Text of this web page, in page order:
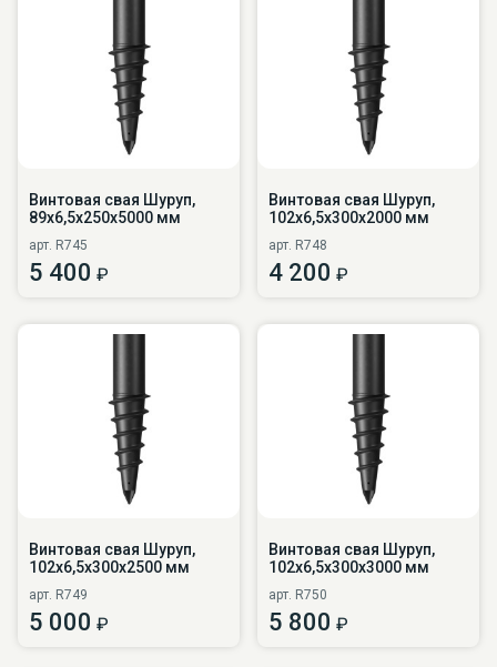
Винтовая свая Шуруп,
89х6,5х250х5000 мм
арт. R745
5 400 ₽
Винтовая свая Шуруп,
102х6,5х300х2000 мм
арт. R748
4 200 ₽
Винтовая свая Шуруп,
102х6,5х300х2500 мм
арт. R749
5 000 ₽
Винтовая свая Шуруп,
102х6,5х300х3000 мм
арт. R750
5 800 ₽